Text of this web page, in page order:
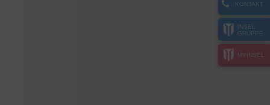
KONTAKT
INSEL
GRUPPE
MYINSEL